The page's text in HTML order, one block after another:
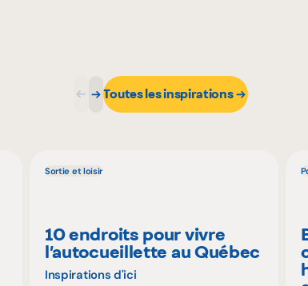
Toutes les inspirations
Sortie et loisir
10 endroits pour vivre
l’autocueillette au Québec
Inspirations d'ici